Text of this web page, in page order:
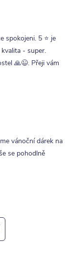
spokojeni. 5 ⭐ je
- super.
🙏😉. Přeji vám
vánoční dárek na
se pohodlně